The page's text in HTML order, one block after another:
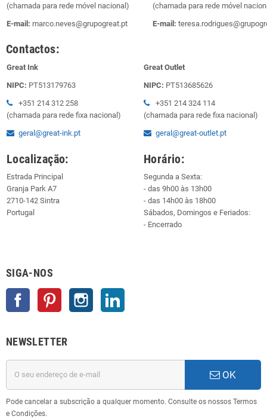
(chamada para rede móvel nacional)
E-mail: marco.neves@grupogreat.pt
(chamada para rede móvel
E-mail:
Contactos:
Great Ink
NIPC: PT513179763
+351 214 312 258
(chamada para rede fixa nacional)
geral@great-ink.pt
Great Outlet
NIPC: PT513685626
+351 214 324 114
(chamada para rede fixa nacional)
geral@great-outlet.pt
Localização:
Estrada Principal
Granja Park A7
2710-142 Sintra
Portugal
Horário:
Segunda a Sexta:
- das 9h00 às 13h00
- das 14h00 às 18h00
Sábados, Domingos e Feriados:
- Encerrado
SIGA-NOS
Facebook Pinterest Instagram
NEWSLETTER
OK
Pode cancelar a subscrição a qualquer momento. Consulte os nossos Termos
e Condições.